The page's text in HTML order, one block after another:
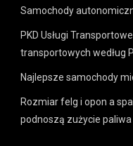
Samochody
PKD Usługi
transportowych według
Najlepsze samochody
Rozmiar felg i opon a
podnoszą zużycie paliwa